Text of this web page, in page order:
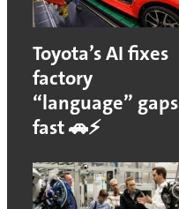
Toyota’s AI fixes
factory
“language” gaps
fast 🚗⚡